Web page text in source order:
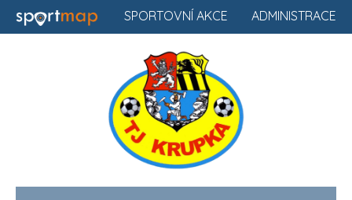
ADMINISTRACE
SPORTOVNÍ AKCE